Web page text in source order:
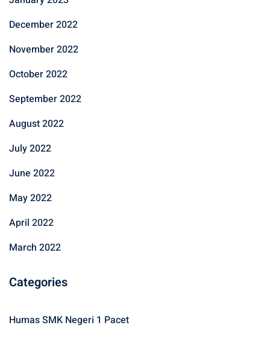
December 2022
November 2022
October 2022
September 2022
August 2022
July 2022
June 2022
May 2022
April 2022
March 2022
Categories
Humas SMK Negeri 1 Pacet